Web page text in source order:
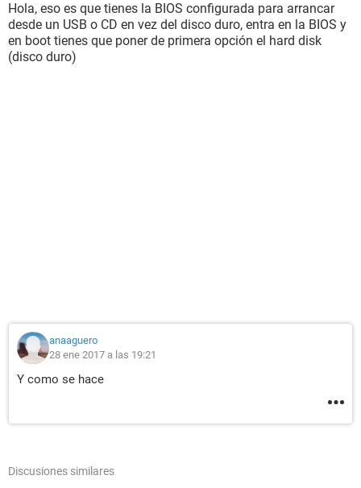
Hola, eso es que tienes la BIOS configurada para arrancar
desde un USB o CD en vez del disco duro, entra en la BIOS y
en boot tienes que poner de primera opción el hard disk
(disco duro)
anaaguero
28 ene 2017 a las 19:21
Y como se hace
Discusiones similares